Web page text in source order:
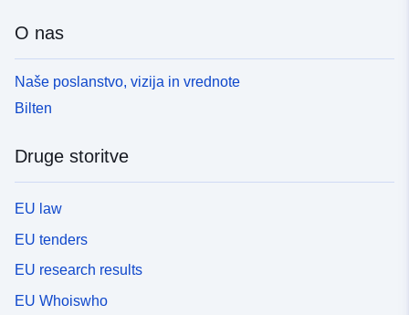
O nas
Naše poslanstvo, vizija in vrednote
Bilten
Druge storitve
EU law
EU tenders
EU research results
EU Whoiswho